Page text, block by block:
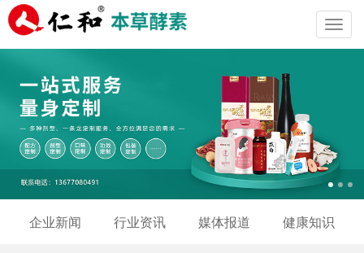
企业新闻 行业资讯 媒体报道 健康知识